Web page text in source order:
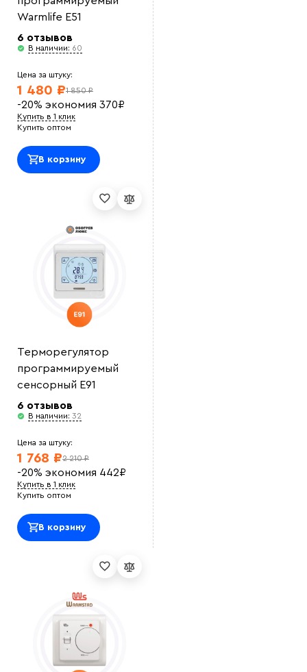
файл
Warmlife E51
6 отзывов
В наличии: 60
Цена за штуку:
1 850 ₽
1 480 ₽
-20% экономия 370₽
Купить в 1 клик
Купить оптом
В корзину
Терморегулятор
программируемый
сенсорный E91
6 отзывов
В наличии: 32
Цена за штуку:
2 210 ₽
1 768 ₽
-20% экономия 442₽
Купить в 1 клик
Купить оптом
В корзину